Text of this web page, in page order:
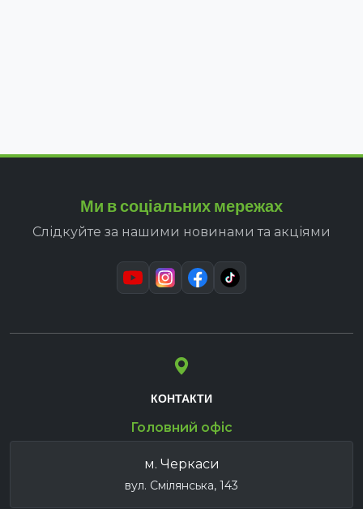
Ми в соціальних мережах
Слідкуйте за нашими новинами та акціями
КОНТАКТИ
Головний офіс
м. Черкаси
вул. Смілянська, 143